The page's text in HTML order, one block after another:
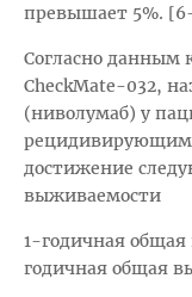
превышает 5%.
Согласно данным
CheckMate-032,
(ниволумаб) у
рецидивирующим
достижение
выживаемости
1-годичная
годичная общая